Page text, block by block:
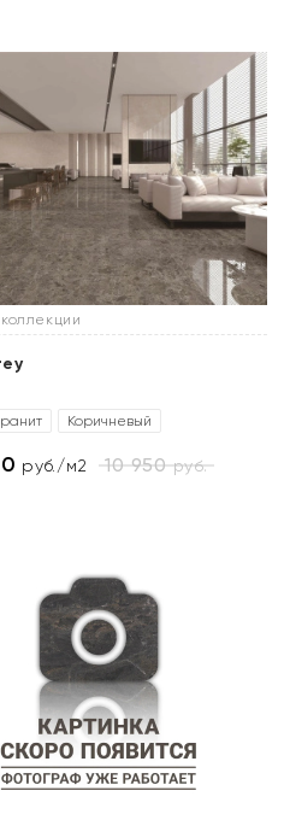
Коричневый
руб./м2 10 950руб.